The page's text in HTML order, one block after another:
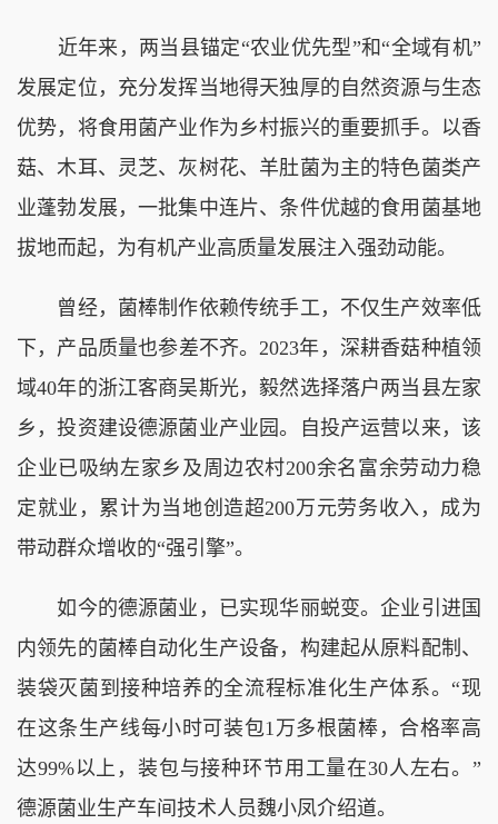
近年来，两当县锚定“农业优先型”和“全域有机”
发展定位，充分发挥当地得天独厚的自然资源与生态
优势，将食用菌产业作为乡村振兴的重要抓手。以香
菇、木耳、灵芝、灰树花、羊肚菌为主的特色菌类产
业蓬勃发展，一批集中连片、条件优越的食用菌基地
拔地而起，为有机产业高质量发展注入强劲动能。
曾经，菌棒制作依赖传统手工，不仅生产效率低
下，产品质量也参差不齐。2023年，深耕香菇种植领
域40年的浙江客商吴斯光，毅然选择落户两当县左家
乡，投资建设德源菌业产业园。自投产运营以来，该
企业已吸纳左家乡及周边农村200余名富余劳动力稳
定就业，累计为当地创造超200万元劳务收入，成为
带动群众增收的“强引擎”。
如今的德源菌业，已实现华丽蜕变。企业引进国
内领先的菌棒自动化生产设备，构建起从原料配制、
装袋灭菌到接种培养的全流程标准化生产体系。“现
在这条生产线每小时可装包1万多根菌棒，合格率高
达99%以上，装包与接种环节用工量在30人左右。”
德源菌业生产车间技术人员魏小凤介绍道。